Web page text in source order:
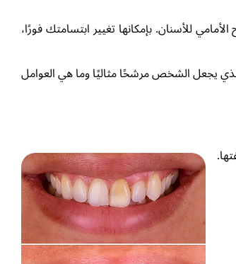
للأسنان. بإمكانها تغيير ابتسامتك فورًا،
يجعل الشخص مرشحًا مثاليًا وما هي العوامل